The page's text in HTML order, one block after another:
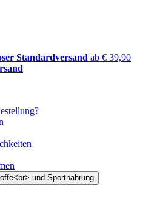
Standardversand ab € 39,90